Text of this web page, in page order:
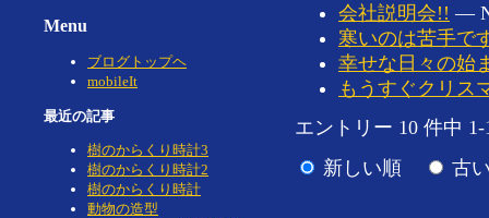
会社説明会!! —
寒いのは苦手で
幸せな日々の始
もうすぐクリス
エントリー 10 件中
新しい順
古
Menu
ブログトップヘ
mobileIt
最近の記事
樹のからくり時計3
樹のからくり時計2
樹のからくり時計
動物の造型